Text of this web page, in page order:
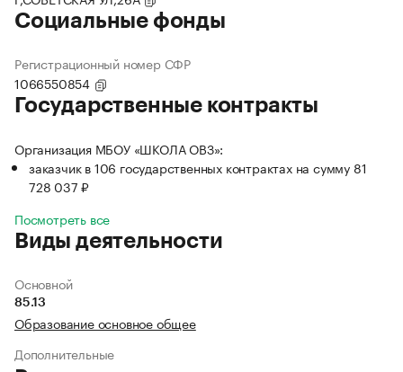
Социальные фонды
Регистрационный номер СФР
1066550854
Государственные контракты
Организация МБОУ «ШКОЛА ОВЗ»:
заказчик в 106 государственных контрактах на сумму 81
728 037 ₽
Посмотреть все
Виды деятельности
Основной
85.13
Образование основное общее
Дополнительные